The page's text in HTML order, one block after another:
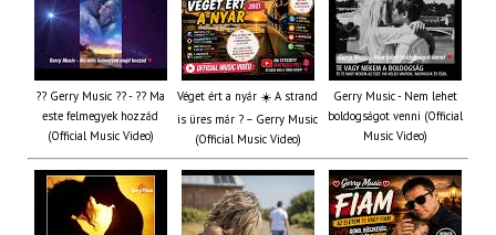
?? Gerry Music ?? - ?? Ma
este felmegyek hozzád
(Official Music Video)
Véget ért a nyár ☀️ A strand
is üres már ? – Gerry Music
(Official Music Video)
Gerry Music - Nem lehet
boldogságot venni (Official
Music Video)